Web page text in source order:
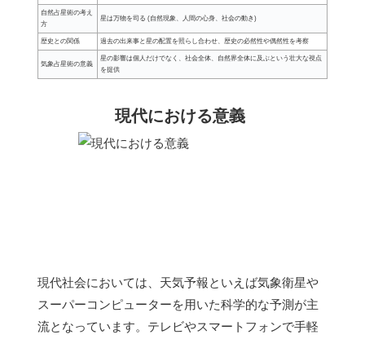
自然占星術の考え
方
星は万物を司る (自然現象、人間の心身、社会の動き)
歴史との関係 過去の出来事と星の配置を照らし合わせ、歴史の必然性や偶然性を考察
気象占星術の意義
星の影響は個人だけでなく、社会全体、自然界全体に及ぶという壮大な視点
を提供
現代における意義
現代社会においては、天気予報といえば気象衛星や
スーパーコンピューターを用いた科学的な予測が主
流となっています。テレビやスマートフォンで手軽